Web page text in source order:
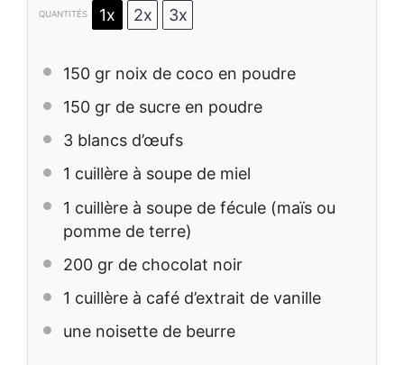
QUANTITÉS 1x 2x 3x
150 gr noix de coco en poudre
150 gr de sucre en poudre
3 blancs d’œufs
1 cuillère à soupe de miel
1 cuillère à soupe de fécule (maïs ou
pomme de terre)
200 gr de chocolat noir
1 cuillère à café d’extrait de vanille
une noisette de beurre